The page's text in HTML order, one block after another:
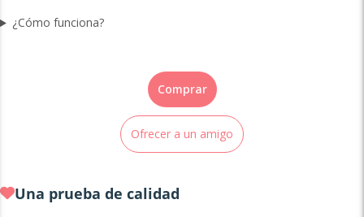
¿Cómo funciona?
Comprar
Ofrecer a un amigo
Una prueba de calidad